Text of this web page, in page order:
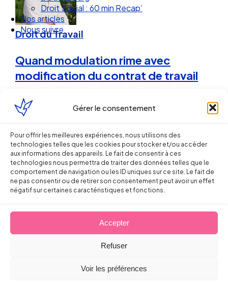
Gérer le consentement
Pour offrir les meilleures expériences, nous utilisons des
technologies telles que les cookies pour stocker et/ou accéder
aux informations des appareils. Le fait de consentir à ces
technologies nous permettra de traiter des données telles que le
comportement de navigation ou les ID uniques sur ce site. Le fait de
ne pas consentir ou de retirer son consentement peut avoir un effet
négatif sur certaines caractéristiques et fonctions.
Accepter
Refuser
Voir les préférences
Nos articles
Nous suivre
Droit du Travail
Quand modulation rime avec
modification du contrat de travail
Sébastien MILLET